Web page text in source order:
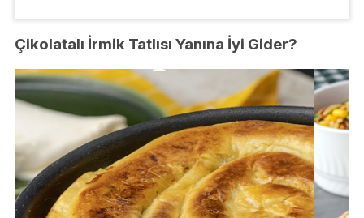
Çikolatalı İrmik Tatlısı Yanına İyi Gider?